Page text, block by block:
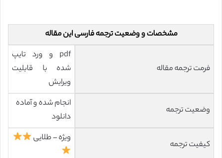
مشخصات و وضعیت ترجمه فارسی این مقاله
فرمت ترجمه مقاله
pdf و ورد تایپ
شده با قابلیت
ویرایش
وضعیت ترجمه
انجام شده و آماده
دانلود
کیفیت ترجمه
ویژه – طلایی